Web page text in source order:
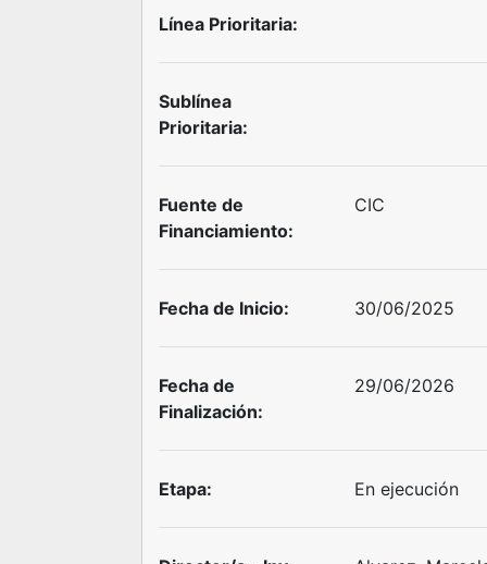
Línea Prioritaria:
Sublínea
Prioritaria:
Fuente de
Financiamiento:
CIC
Fecha de Inicio: 30/06/2025
Fecha de
Finalización:
29/06/2026
Etapa: En ejecución